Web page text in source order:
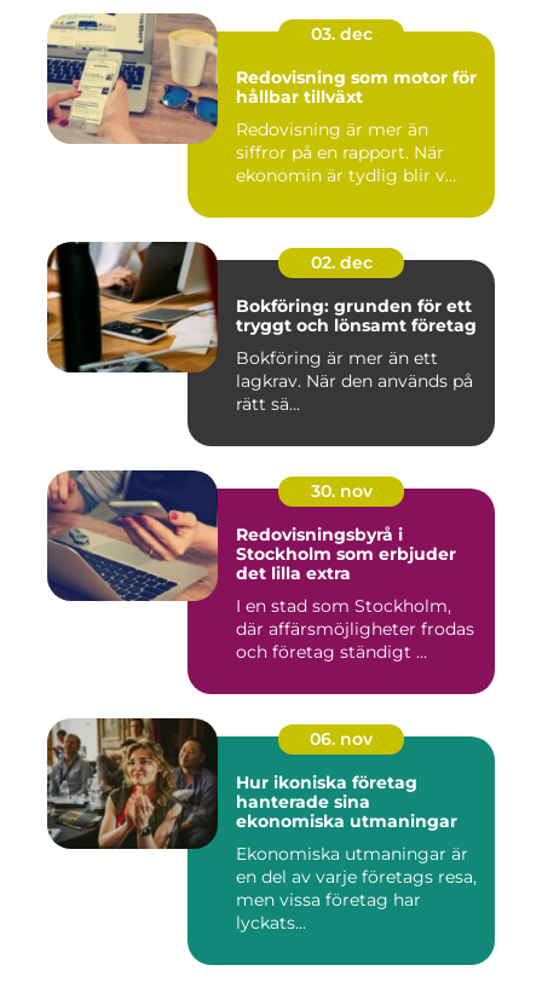
03. dec
Redovisning som motor för
hållbar tillväxt
Redovisning är mer än
siffror på en rapport. När
ekonomin är tydlig blir v...
02. dec
Bokföring: grunden för ett
tryggt och lönsamt företag
Bokföring är mer än ett
lagkrav. När den används på
rätt sä...
30. nov
Redovisningsbyrå i
Stockholm som erbjuder
det lilla extra
I en stad som Stockholm,
där affärsmöjligheter frodas
och företag ständigt ...
06. nov
Hur ikoniska företag
hanterade sina
ekonomiska utmaningar
Ekonomiska utmaningar är
en del av varje företags resa,
men vissa företag har
lyckats...